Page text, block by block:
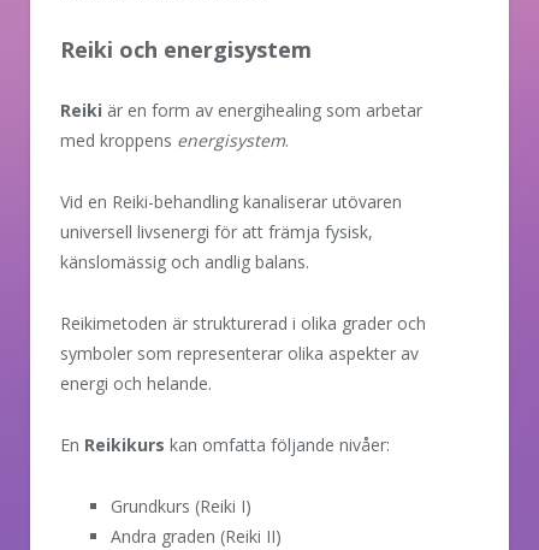
Reiki och energisystem
Reiki är en form av energihealing som arbetar
med kroppens energisystem.
Vid en Reiki-behandling kanaliserar utövaren
universell livsenergi för att främja fysisk,
känslomässig och andlig balans.
Reikimetoden är strukturerad i olika grader och
symboler som representerar olika aspekter av
energi och helande.
En Reikikurs kan omfatta följande nivåer:
Grundkurs (Reiki I)
Andra graden (Reiki II)